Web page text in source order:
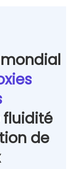
mondial
fluidité
de